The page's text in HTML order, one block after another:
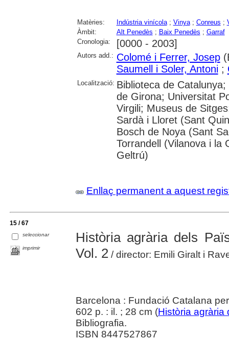
Matèries: Indústria vinícola; Vinya; Conreus ;
Àmbit:
Alt Penedès ; Baix Penedès ; Garraf
Cronologia:
[0000 - 2003]
Autors add.: Colomé i Ferrer, Josep
Saumell i Soler, Antoni;
Localització: Biblioteca de
de Girona; Universitat
Virgili; Museus de
Sardà i Lloret (Sant
Bosch de Noya (Sant
Torrandell (Vilanova i la
Geltrú)
Enllaç permanent a aquest
15 / 67
seleccionar
imprimir
Història agrària dels
Vol. 2/ director: Emili Giralt i
Barcelona : Fundació Catalana
602 p. : il. ; 28 cm (Història agrària
Bibliografia.
ISBN 8447527867